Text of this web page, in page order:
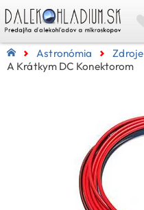
Astronómia Zdroje
A Krátkym DC Konektorom